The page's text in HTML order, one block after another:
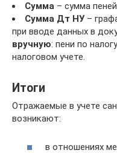
Сумма – сумма
Сумма Дт НУ–
при вводе данных в
вручную: пени по
налоговом учете.
Итоги
Отражаемые в учете
возникают:
в отношениях